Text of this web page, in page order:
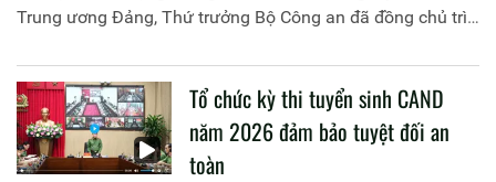
Trung ương Đảng, Thứ trưởng Bộ Công an đã đồng chủ trì
liên quan đến công tác giáo dục và đào tạo của lực lượng
CAND.
Tổ chức kỳ thi tuyển sinh CAND
năm 2026 đảm bảo tuyệt đối an
toàn